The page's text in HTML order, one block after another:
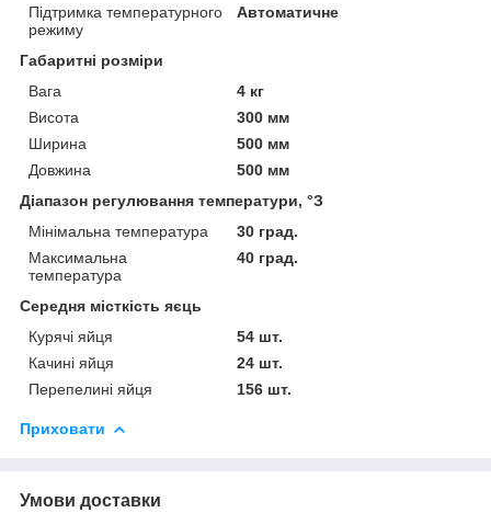
Підтримка температурного
режиму
Автоматичне
Габаритні розміри
Вага
4 кг
Висота
300 мм
Ширина
500 мм
Довжина
500 мм
Діапазон регулювання температури, °З
Мінімальна температура
30 град.
Максимальна
температура
40 град.
Середня місткість яєць
Курячі яйця
54 шт.
Качині яйця
24 шт.
Перепелині яйця
156 шт.
Приховати
Умови доставки